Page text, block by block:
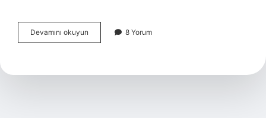
Devamını okuyun
kod
?
8 Yorum